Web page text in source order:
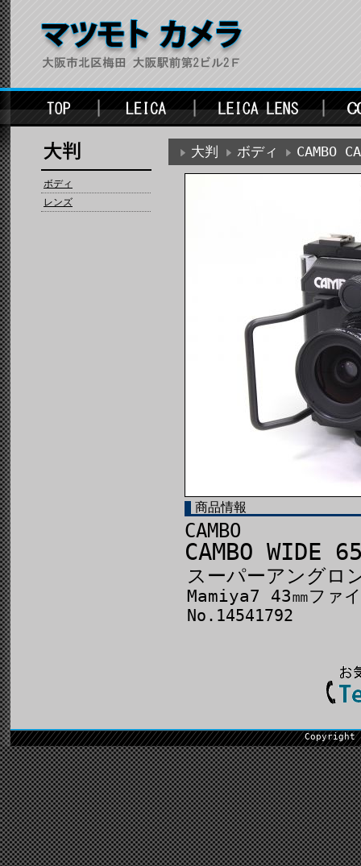
ボディ
レンズ
大判 ボディ CAMBO
商品情報
CAMBO
CAMBO WIDE
スーパーアング
Mamiya7 43㎜ファ
No.14541792
Copyright